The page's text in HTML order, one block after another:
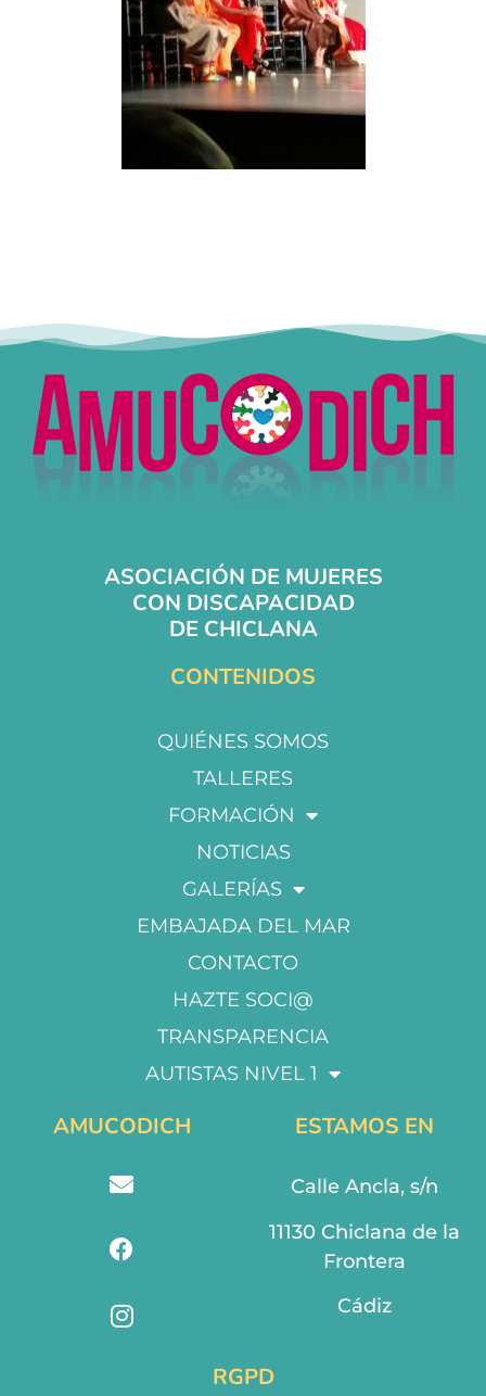
ASOCIACIÓN DE MUJERES
CON DISCAPACIDAD
DE CHICLANA
CONTENIDOS
QUIÉNES SOMOS
TALLERES
FORMACIÓN
NOTICIAS
GALERÍAS
EMBAJADA DEL MAR
CONTACTO
HAZTE SOCI@
TRANSPARENCIA
AUTISTAS NIVEL 1
AMUCODICH ESTAMOS EN
Calle Ancla, s/n
11130 Chiclana de la
Frontera
Cádiz
RGPD